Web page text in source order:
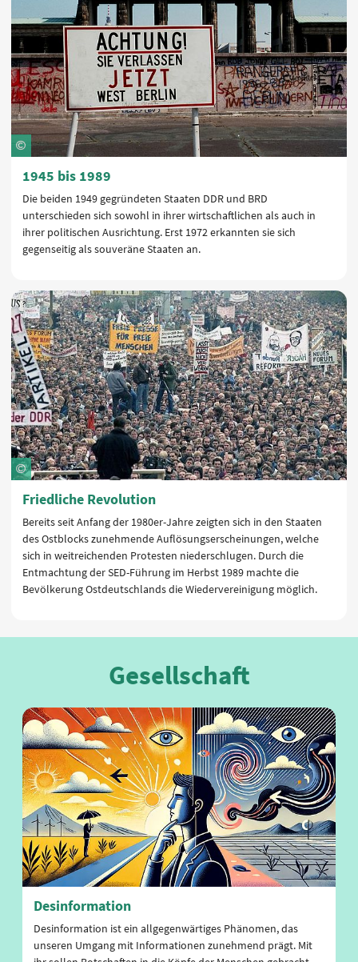
1945 bis 1989
Die beiden 1949 gegründeten Staaten DDR und BRD
unterschieden sich sowohl in ihrer wirtschaftlichen als auch in
ihrer politischen Ausrichtung. Erst 1972 erkannten sie sich
gegenseitig als souveräne Staaten an.
Friedliche Revolution
Bereits seit Anfang der 1980er-Jahre zeigten sich in den Staaten
des Ostblocks zunehmende Auflösungserscheinungen, welche
sich in weitreichenden Protesten niederschlugen. Durch die
Entmachtung der SED-Führung im Herbst 1989 machte die
Bevölkerung Ostdeutschlands die Wiedervereinigung möglich.
Gesellschaft
Desinformation
Desinformation ist ein allgegenwärtiges Phänomen, das
unseren Umgang mit Informationen zunehmend prägt. Mit